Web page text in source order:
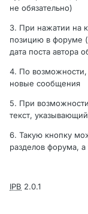
не обязательно)
3. При нажатии на
позицию в форуме
дата поста автора
4. По возможности,
новые сообщения
5. При
текст,
6. Такую кнопку
разделов форума,
IPB 2.0.1